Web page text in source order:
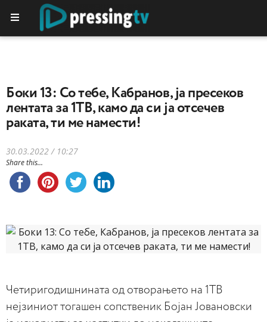
Боки 13: Со тебе, Кабранов, ја пресеков
лентата за 1ТВ, камо да си ја отсечев
раката, ти ме намести!
30.03.2022 / 10:27
Share this...
Четиригодишнината од отворањето на 1ТВ
нејзиниот тогашен сопственик Бојан Јовановски